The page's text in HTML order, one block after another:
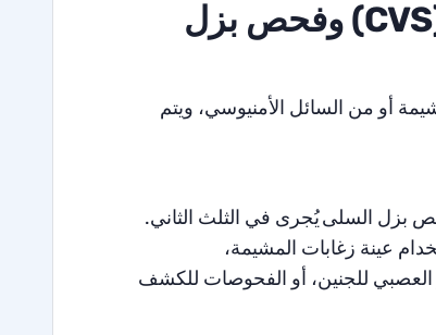
وفحص بزل
أو من السائل الأمنيوسي، ويتم
بزل السلىيُجرى في الثلث الثاني.
عينة زغابات المشيمة،
للجنين، أو الفحوصات للكشف